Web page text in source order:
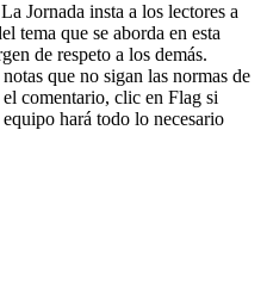
Jornada insta a los lectores a
tema que se aborda en esta
de respeto a los demás.
que no sigan las normas de
comentario, clic en Flag si
hará todo lo necesario